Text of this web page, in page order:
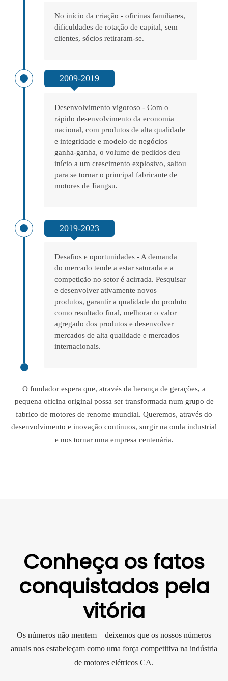
No início da criação - oficinas familiares,
dificuldades de rotação de capital, sem
clientes, sócios retiraram-se.
2009-2019
Desenvolvimento vigoroso - Com o
rápido desenvolvimento da economia
nacional, com produtos de alta qualidade
e integridade e modelo de negócios
ganha-ganha, o volume de pedidos deu
início a um crescimento explosivo, saltou
para se tornar o principal fabricante de
motores de Jiangsu.
2019-2023
Desafios e oportunidades - A demanda
do mercado tende a estar saturada e a
competição no setor é acirrada. Pesquisar
e desenvolver ativamente novos
produtos, garantir a qualidade do produto
como resultado final, melhorar o valor
agregado dos produtos e desenvolver
mercados de alta qualidade e mercados
internacionais.
O fundador espera que, através da herança de gerações, a
pequena oficina original possa ser transformada num grupo de
fabrico de motores de renome mundial. Queremos, através do
desenvolvimento e inovação contínuos, surgir na onda industrial
e nos tornar uma empresa centenária.
Conheça os fatos
conquistados pela
vitória
Os números não mentem – deixemos que os nossos números
anuais nos estabeleçam como uma força competitiva na indústria
de motores elétricos CA.